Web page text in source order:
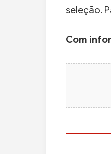
seleção.
Com